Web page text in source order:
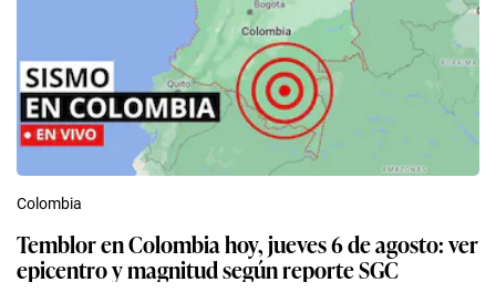
Colombia
Temblor en Colombia hoy, jueves 6 de agosto: ver
epicentro y magnitud según reporte SGC